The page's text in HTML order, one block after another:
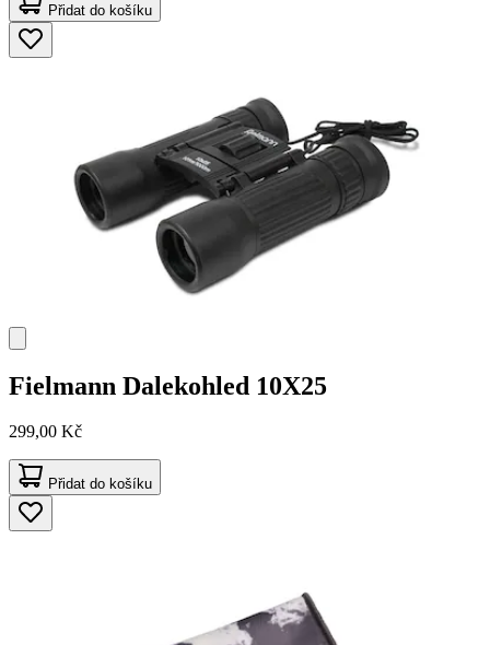
Přidat do košíku
Fielmann Dalekohled 10X25
299,00 Kč
Přidat do košíku